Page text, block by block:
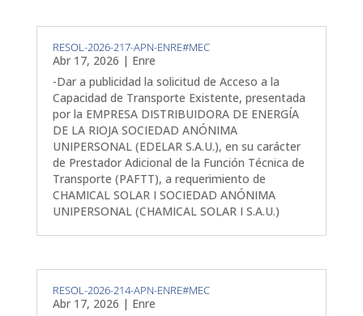
RESOL-2026-217-APN-ENRE#MEC
Abr 17, 2026 | Enre
-Dar a publicidad la solicitud de Acceso a la
Capacidad de Transporte Existente, presentada
por la EMPRESA DISTRIBUIDORA DE ENERGÍA
DE LA RIOJA SOCIEDAD ANÓNIMA
UNIPERSONAL (EDELAR S.A.U.), en su carácter
de Prestador Adicional de la Función Técnica de
Transporte (PAFTT), a requerimiento de
CHAMICAL SOLAR I SOCIEDAD ANÓNIMA
UNIPERSONAL (CHAMICAL SOLAR I S.A.U.)
RESOL-2026-214-APN-ENRE#MEC
Abr 17, 2026 | Enre